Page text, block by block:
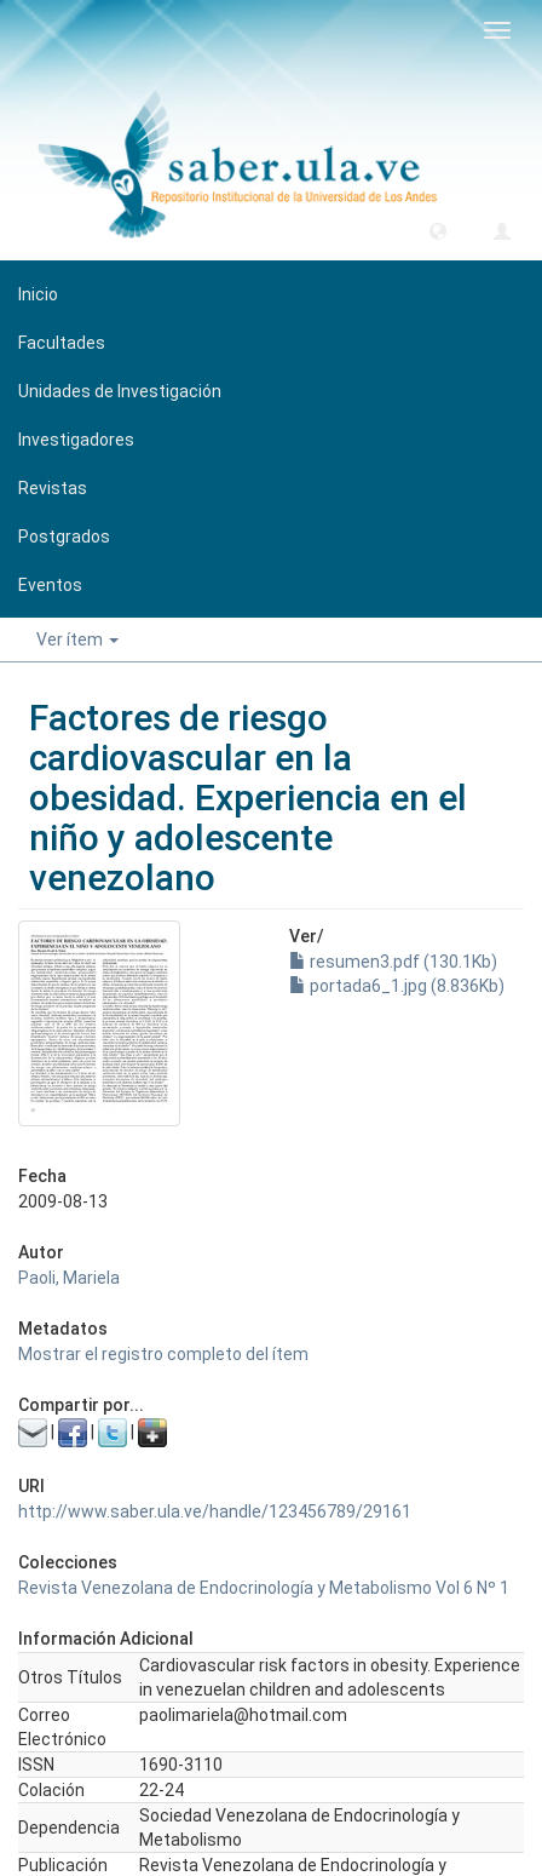
Inicio
Facultades
Unidades de Investigación
Investigadores
Revistas
Postgrados
Eventos
Ver ítem
Factores de riesgo
cardiovascular en la
obesidad. Experiencia en el
niño y adolescente
venezolano
Ver/
resumen3.pdf (130.1Kb)
portada6_1.jpg (8.836Kb)
Fecha
2009-08-13
Autor
Paoli, Mariela
Metadatos
Mostrar el registro completo del ítem
Compartir por...
URI
http://www.saber.ula.ve/handle/123456789/29161
Colecciones
Revista Venezolana de Endocrinología y Metabolismo Vol 6 Nº 1
Información Adicional
Otros Títulos
Cardiovascular risk factors in obesity. Experience
in venezuelan children and adolescents
Correo
Electrónico
paolimariela@hotmail.com
ISSN
1690-3110
Colación
22-24
Dependencia
Sociedad Venezolana de Endocrinología y
Metabolismo
Publicación
Revista Venezolana de Endocrinología y